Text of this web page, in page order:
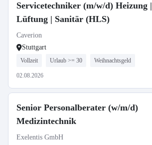
Servicetechniker (m/w/d) Heizung |
Lüftung | Sanitär (HLS)
Caverion
Stuttgart
Vollzeit Urlaub >= 30 Weihnachtsgeld
02.08.2026
Senior Personalberater (w/m/d)
Medizintechnik
Exelentis GmbH